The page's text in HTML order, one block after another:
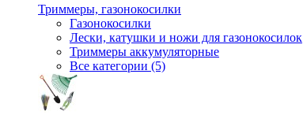
Триммеры, газонокосилки
Газонокосилки
Лески, катушки и ножи для газонокосилок
Триммеры аккумуляторные
Все категории (5)